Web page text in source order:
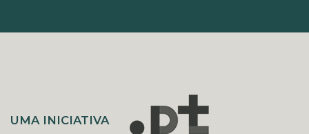
UMA INICIATIVA